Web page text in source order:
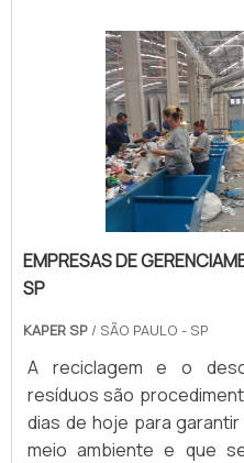
servir bebidas, cafés,
sobremesas.Nos
carros bandejas são
bancada móvel para
aparelhos e outros
EMPRESAS DE
SP
KAPER SP / SÃO PAULO - SP
A reciclagem e o
resíduos são
dias de hoje para
meio ambiente e que